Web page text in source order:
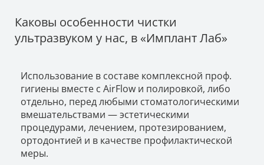
Каковы особенности чистки
ультразвуком у нас, в «Имплант Лаб»
Использование в составе комплексной проф.
гигиены вместе с AirFlow и полировкой, либо
отдельно, перед любыми стоматологическими
вмешательствами — эстетическими
процедурами, лечением, протезированием,
ортодонтией и в качестве профилактической
меры.